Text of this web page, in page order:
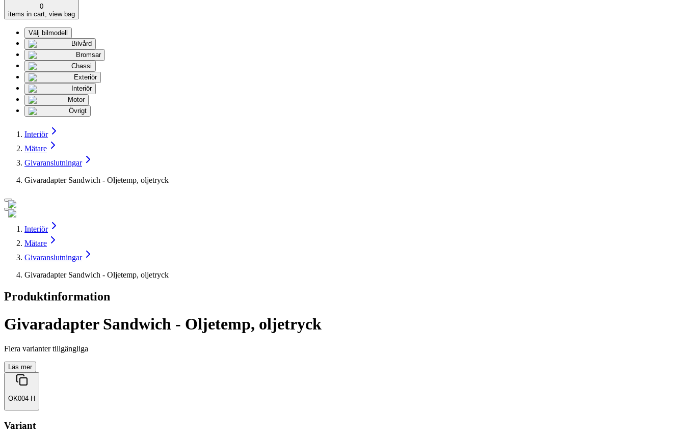
0
items in cart, view bag
Välj bilmodell
Bilvård
Bromsar
Chassi
Exteriör
Interiör
Motor
Övrigt
Interiör
Mätare
Givaranslutningar
Givaradapter Sandwich - Oljetemp, oljetryck
Interiör
Mätare
Givaranslutningar
Givaradapter Sandwich - Oljetemp, oljetryck
Produktinformation
Givaradapter Sandwich - Oljetemp, oljetryck
Flera varianter tillgängliga
Läs mer
OK004-H
Variant